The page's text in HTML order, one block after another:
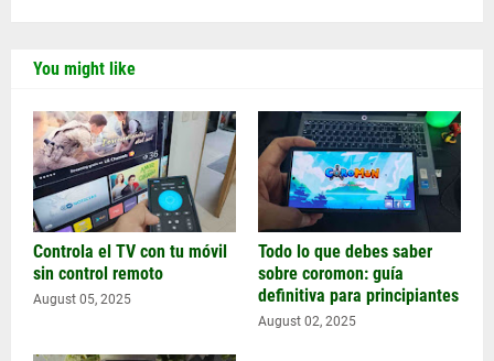
You might like
Controla el TV con tu móvil
sin control remoto
August 05, 2025
Todo lo que debes saber
sobre coromon: guía
definitiva para principiantes
August 02, 2025